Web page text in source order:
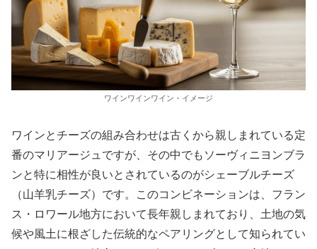
ワインワインワイン・イメージ
ワインとチーズの組み合わせは古くから親しまれている定
番のマリアージュですが、その中でもソーヴィニヨンブラ
ンと特に相性が良いとされているのがシェーブルチーズ
（山羊乳チーズ）です。このコンビネーションは、フラン
ス・ロワール地方において長年親しまれており、土地の気
候や風土に根ざした伝統的なペアリングとして知られてい